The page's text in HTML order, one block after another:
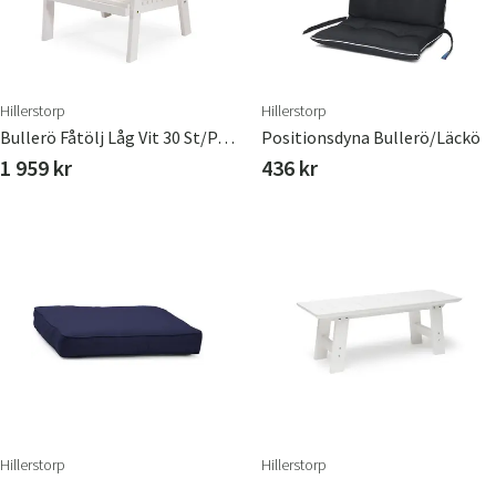
Hillerstorp
Bullerö Fåtölj Låg Vit 30 St/Pall*
1 959 kr
Hillerstorp
Positionsdyna Bullerö/Läckö
436 kr
Hillerstorp Hillerstorp